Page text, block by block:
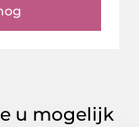
u mogelijk